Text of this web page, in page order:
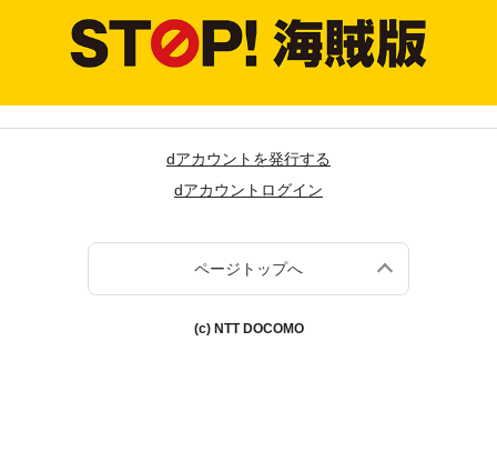
dアカウントを発行する
dアカウントログイン
ページトップへ
(c) NTT DOCOMO